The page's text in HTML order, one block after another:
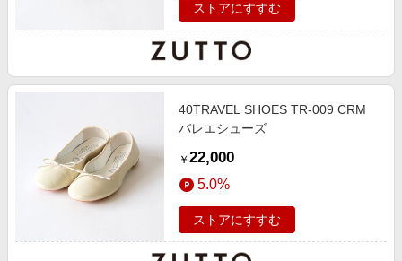
ストアにすすむ
40TRAVEL SHOES TR-009 CRM
バレエシューズ
￥ 22,000
5.0%
ストアにすすむ